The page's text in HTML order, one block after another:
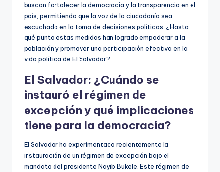
buscan fortalecer la democracia y la transparencia en el
país, permitiendo que la voz de la ciudadanía sea
escuchada en la toma de decisiones políticas. ¿Hasta
qué punto estas medidas han logrado empoderar a la
población y promover una participación efectiva en la
vida política de El Salvador?
El Salvador: ¿Cuándo se
instauró el régimen de
excepción y qué implicaciones
tiene para la democracia?
El Salvador ha experimentado recientemente la
instauración de un régimen de excepción bajo el
mandato del presidente Nayib Bukele. Este régimen de